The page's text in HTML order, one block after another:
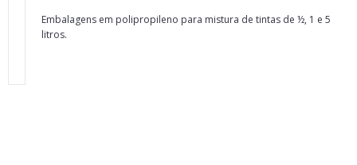
Embalagens em polipropileno para mistura de tintas de ½, 1 e 5
litros.